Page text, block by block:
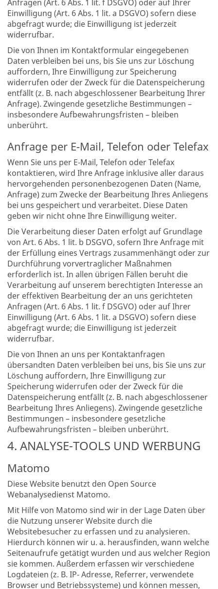
Anfragen (Art. 6 Abs. 1 lit. f DSGVO) oder auf Ihrer
Einwilligung (Art. 6 Abs. 1 lit. a DSGVO) sofern diese
abgefragt wurde; die Einwilligung ist jederzeit
widerrufbar.
Die von Ihnen im Kontaktformular eingegebenen
Daten verbleiben bei uns, bis Sie uns zur Löschung
auffordern, Ihre Einwilligung zur Speicherung
widerrufen oder der Zweck für die Datenspeicherung
entfällt (z. B. nach abgeschlossener Bearbeitung Ihrer
Anfrage). Zwingende gesetzliche Bestimmungen –
insbesondere Aufbewahrungsfristen – bleiben
unberührt.
Anfrage per E-Mail, Telefon oder Telefax
Wenn Sie uns per E-Mail, Telefon oder Telefax
kontaktieren, wird Ihre Anfrage inklusive aller daraus
hervorgehenden personenbezogenen Daten (Name,
Anfrage) zum Zwecke der Bearbeitung Ihres Anliegens
bei uns gespeichert und verarbeitet. Diese Daten
geben wir nicht ohne Ihre Einwilligung weiter.
Die Verarbeitung dieser Daten erfolgt auf Grundlage
von Art. 6 Abs. 1 lit. b DSGVO, sofern Ihre Anfrage mit
der Erfüllung eines Vertrags zusammenhängt oder zur
Durchführung vorvertraglicher Maßnahmen
erforderlich ist. In allen übrigen Fällen beruht die
Verarbeitung auf unserem berechtigten Interesse an
der effektiven Bearbeitung der an uns gerichteten
Anfragen (Art. 6 Abs. 1 lit. f DSGVO) oder auf Ihrer
Einwilligung (Art. 6 Abs. 1 lit. a DSGVO) sofern diese
abgefragt wurde; die Einwilligung ist jederzeit
widerrufbar.
Die von Ihnen an uns per Kontaktanfragen
übersandten Daten verbleiben bei uns, bis Sie uns zur
Löschung auffordern, Ihre Einwilligung zur
Speicherung widerrufen oder der Zweck für die
Datenspeicherung entfällt (z. B. nach abgeschlossener
Bearbeitung Ihres Anliegens). Zwingende gesetzliche
Bestimmungen – insbesondere gesetzliche
Aufbewahrungsfristen – bleiben unberührt.
4. ANALYSE-TOOLS UND WERBUNG
Matomo
Diese Website benutzt den Open Source
Webanalysedienst Matomo.
Mit Hilfe von Matomo sind wir in der Lage Daten über
die Nutzung unserer Website durch die
Websitebesucher zu erfassen und zu analysieren.
Hierdurch können wir u. a. herausfinden, wann welche
Seitenaufrufe getätigt wurden und aus welcher Region
sie kommen. Außerdem erfassen wir verschiedene
Logdateien (z. B. IP- Adresse, Referrer, verwendete
Browser und Betriebssysteme) und können messen,